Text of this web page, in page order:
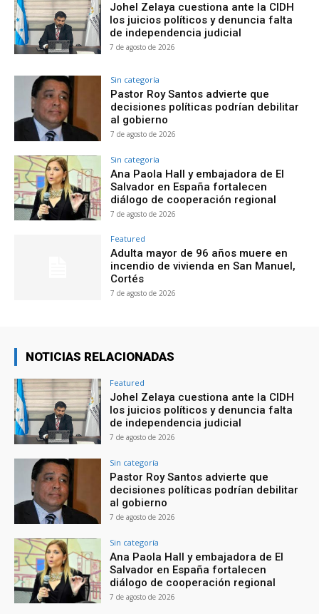
Johel Zelaya cuestiona ante la CIDH
los juicios políticos y denuncia falta
de independencia judicial
7 de agosto de 2026
Sin categoría
Pastor Roy Santos advierte que
decisiones políticas podrían debilitar
al gobierno
7 de agosto de 2026
Sin categoría
Ana Paola Hall y embajadora de El
Salvador en España fortalecen
diálogo de cooperación regional
7 de agosto de 2026
Featured
Adulta mayor de 96 años muere en
incendio de vivienda en San Manuel,
Cortés
7 de agosto de 2026
NOTICIAS RELACIONADAS
Featured
Johel Zelaya cuestiona ante la CIDH
los juicios políticos y denuncia falta
de independencia judicial
7 de agosto de 2026
Sin categoría
Pastor Roy Santos advierte que
decisiones políticas podrían debilitar
al gobierno
7 de agosto de 2026
Sin categoría
Ana Paola Hall y embajadora de El
Salvador en España fortalecen
diálogo de cooperación regional
7 de agosto de 2026